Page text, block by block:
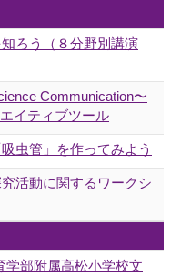
ろう（８分野別講演
Communication〜
イティブツール
虫管」を作ってみよう
活動に関するワークシ
学部附属高松小学校文